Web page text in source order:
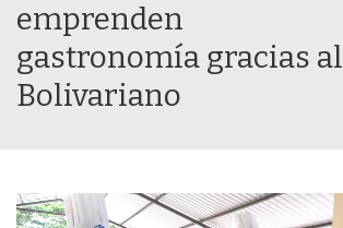
emprenden
gastronomía gracias al
Bolivariano